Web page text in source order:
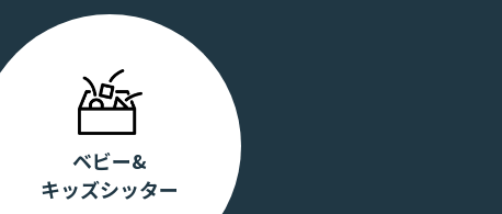
ベビー&
キッズシッター